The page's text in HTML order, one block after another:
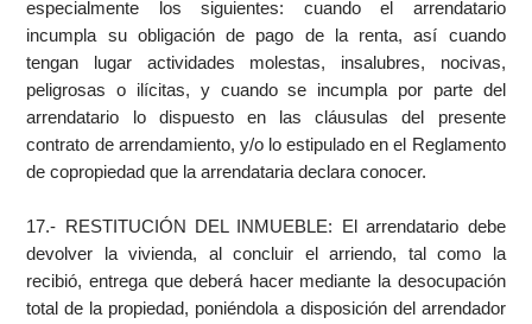
especialmente los siguientes: cuando el arrendatario
incumpla su obligación de pago de la renta, así cuando
tengan lugar actividades molestas, insalubres, nocivas,
peligrosas o ilícitas, y cuando se incumpla por parte del
arrendatario lo dispuesto en las cláusulas del presente
contrato de arrendamiento, y/o lo estipulado en el Reglamento
de copropiedad que la arrendataria declara conocer.
17.- RESTITUCIÓN DEL INMUEBLE: El arrendatario debe
devolver la vivienda, al concluir el arriendo, tal como la
recibió, entrega que deberá hacer mediante la desocupación
total de la propiedad, poniéndola a disposición del arrendador